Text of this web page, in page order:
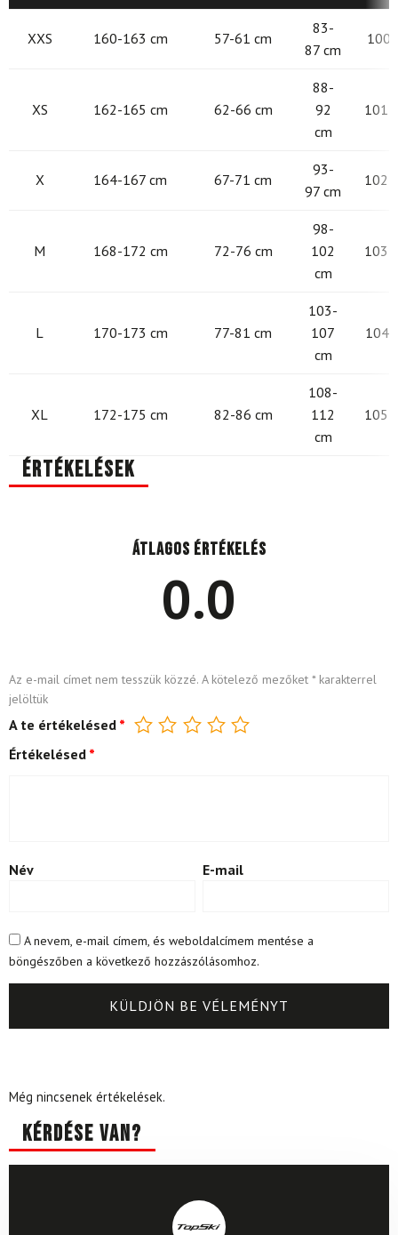
XXS 160-163 cm 57-61 cm
83-
87 cm
XS 162-165 cm 62-66 cm
88-
92
cm
101
X 164-167 cm 67-71 cm
93-
97 cm
102
M 168-172 cm 72-76 cm
98-
102
cm
103
L 170-173 cm 77-81 cm
103-
107
cm
104
XL 172-175 cm 82-86 cm
108-
112
cm
105
Értékelések
Átlagos értékelés
0.0
Az e-mail címet nem tesszük közzé. A kötelező mezőket *karakterrel
jelöltük
A te értékelésed *
Értékelésed *
Név E-mail
A nevem, e-mail címem, és weboldalcímem mentése a
böngészőben a következő hozzászólásomhoz.
Még nincsenek értékelések.
Kérdése van?